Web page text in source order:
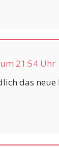
21:54 Uhr
das neue